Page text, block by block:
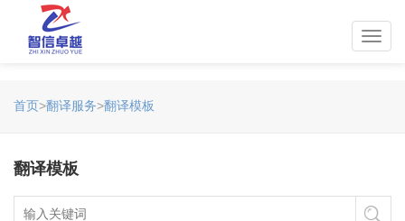
首页>翻译服务>翻译模板
翻译模板